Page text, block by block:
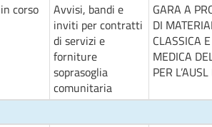
in corso
Avvisi, bandi e
inviti per contratti
di servizi e
forniture
soprasoglia
comunitaria
GARA A
DI
CLASSICA
MEDICA
PER